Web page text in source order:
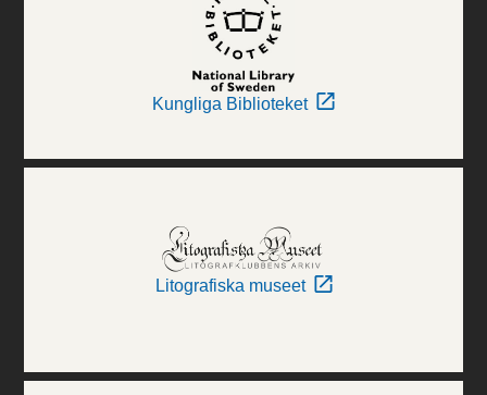
Kungliga Biblioteket
Litografiska museet